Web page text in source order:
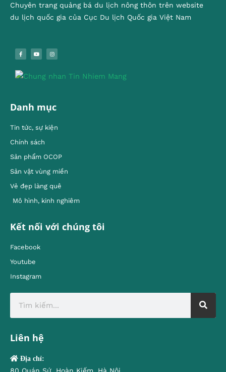
Chuyên trang quảng bá du lịch nông thôn trên website
du lịch quốc gia của Cục Du lịch Quốc gia Việt Nam
Danh mục
Tin tức, sự kiện
Chính sách
Sản phẩm OCOP
Sản vật vùng miền
Vẻ đẹp làng quê
Mô hình, kinh nghiêm
Kết nối với chúng tôi
Facebook
Youtube
Instagram
Liên hệ
Địa chỉ: